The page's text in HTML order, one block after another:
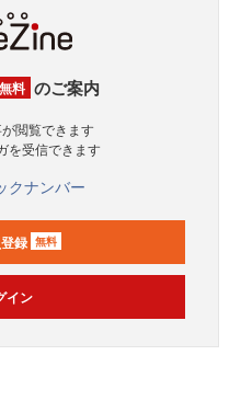
無料 のご案内
閲覧できます
を受信できます
クナンバー
録 無料
イン